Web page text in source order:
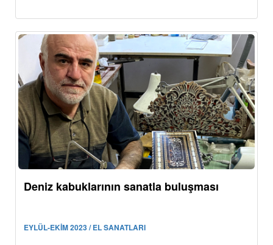
Deniz kabuklarının sanatla buluşması
EYLÜL-EKİM 2023 / EL SANATLARI